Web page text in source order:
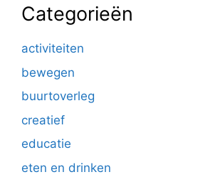
Categorieën
activiteiten
bewegen
buurtoverleg
creatief
educatie
eten en drinken